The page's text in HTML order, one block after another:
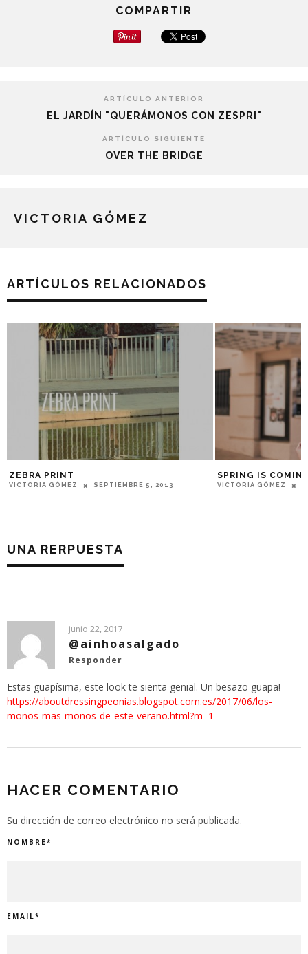
COMPARTIR
ARTÍCULO ANTERIOR
EL JARDÍN "QUERÁMONOS CON ZESPRI"
ARTÍCULO SIGUIENTE
OVER THE BRIDGE
VICTORIA GÓMEZ
ARTÍCULOS RELACIONADOS
SPRING IS COMING
VICTORIA GÓMEZ ABRIL 4, 2018
WINTER IS
VICTORIA GÓMEZ
UNA RERPUESTA
junio 22, 2017
@ainhoasalgado
Responder
Estas guapísima, este look te sienta genial. Un besazo guapa!
https://aboutdressingpeonias.blogspot.com.es/2017/06/los-
monos-mas-monos-de-este-verano.html?m=1
HACER COMENTARIO
Su dirección de correo electrónico no será publicada.
NOMBRE*
EMAIL*